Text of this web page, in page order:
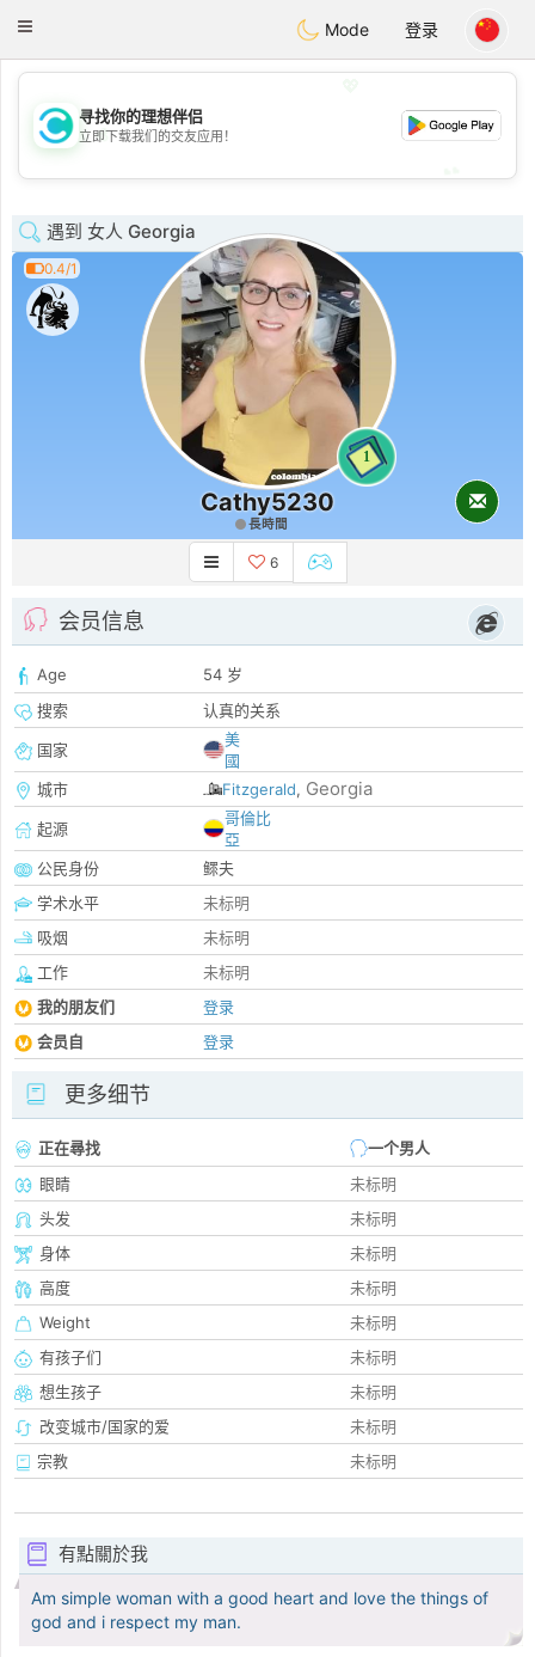
Citas
Toggle
Mode 登录
💖
💕
寻找你的理想伴侣
立即下载我们的交友应用！
遇到 女人 Georgia
0.4/1
1
Cathy5230
長時間
6
会员信息
Age
54 岁
搜索
认真的关系
国家
美
國
城市
Fitzgerald, Georgia
起源
哥倫比
亞
公民身份
鳏夫
学术水平
未标明
吸烟
未标明
工作
未标明
我的朋友们
登录
会员自
登录
更多细节
正在尋找
一个男人
眼睛
未标明
头发
未标明
身体
未标明
高度
未标明
Weight
未标明
有孩子们
未标明
想生孩子
未标明
改变城市/国家的爱
未标明
宗教
未标明
有點關於我
Am simple woman with a good heart and love the things of
god and i respect my man.